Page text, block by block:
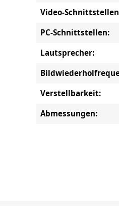
Video-
PC-Schnittstellen:
Lautsprecher:
Verstellbarkeit:
Abmessungen: